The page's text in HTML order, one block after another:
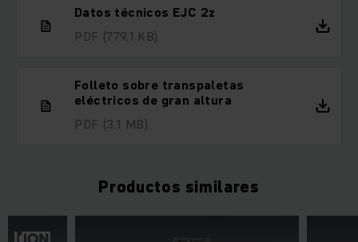
Datos técnicos EJC 2z
PDF (779,1 KB)
Folleto sobre transpaletas
eléctricos de gran altura
PDF (3,1 MB)
Productos similares